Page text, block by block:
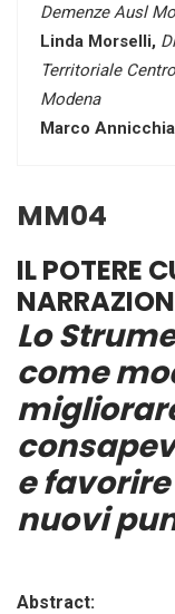
Demenze Ausl
Linda Morselli,
Territoriale
Modena
Marco
MM04
IL POTERE
Lo
come
e
nuovi
Abstract: